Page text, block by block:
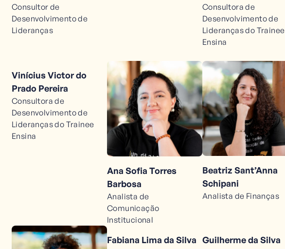
Consultor de
Desenvolvimento de
Lideranças
Consultora de
Desenvolvimento de
Lideranças do Trainee
Ensina
Vinícius Victor do
Prado Pereira
Consultora de
Desenvolvimento de
Lideranças do Trainee
Ensina
Ana Sofia Torres
Barbosa
Analista de
Comunicação
Institucional
Beatriz Sant’Anna
Schipani
Analista de Finanças
Fabiana Lima da Silva Guilherme da Silva